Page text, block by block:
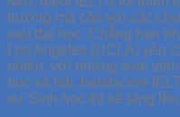
trường mà còn với các
sau đại học. Chẳng hạn
Los Angeles (UCLA) yêu
nhiên, với những sinh
học xã hội, bandscore
sư Sinh học thì sẽ tăng lên